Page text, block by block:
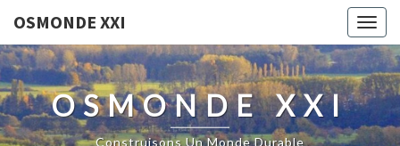
OSMONDE XXI
OSMONDE XXI
Construisons Un Monde Durable